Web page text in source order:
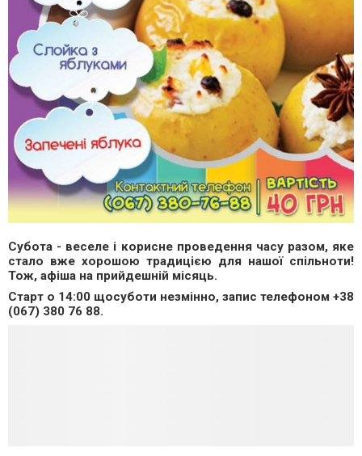
Субота - веселе і корисне проведення часу разом, яке
стало вже хорошою традицією для нашої спільноти!
Тож, афіша на прийдешній місяць.
Старт о 14:00 щосуботи незмінно, запис телефоном +38
(067) 380 76 88.